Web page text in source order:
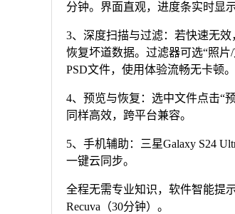
分钟。界面直观，进度条实时显
3、深度扫描与过滤：若快速无效
恢复坏道数据。过滤器可选“照
PSD文件，使用体验流畅无卡顿。
4、预览与恢复：选中文件点击“
同样高效，跨平台兼容。
5、手机辅助：三星Galaxy S24
一键云同步。
全程无需专业知识，软件智能提
Recuva（30分钟）。